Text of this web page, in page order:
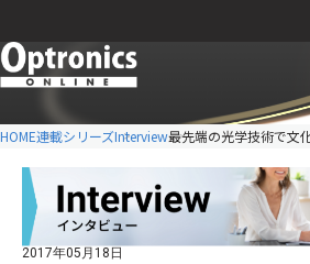
HOME連載シリーズInterview最先端の光学技術で文
2017年05月18日